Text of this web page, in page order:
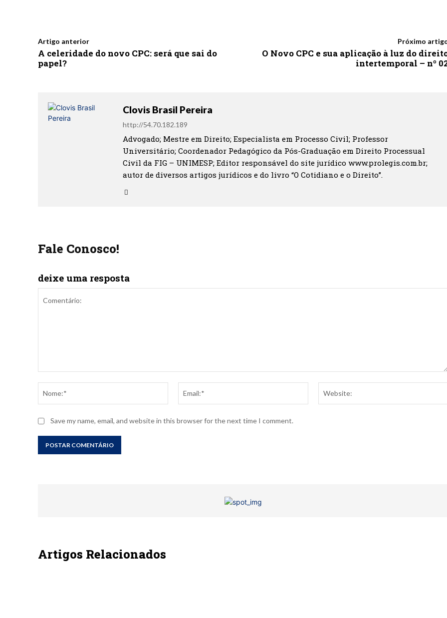
Artigo anterior
A celeridade do novo CPC: será que sai do
papel?
Próximo
O Novo CPC e sua aplicação à luz do
intertemporal – nº
Clovis Brasil Pereira
http://54.70.182.189
Advogado; Mestre em Direito; Especialista em Processo Civil; Professor
Universitário; Coordenador Pedagógico da Pós-Graduação em Direito Processual
Civil da FIG – UNIMESP; Editor responsável do site jurídico www.prolegis.com.br;
autor de diversos artigos jurídicos e do livro “O Cotidiano e o Direito”.
Fale Conosco!
deixe uma resposta
Save my name, email, and website in this browser for the next time I comment.
Artigos Relacionados